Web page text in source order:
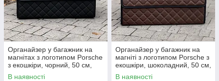
Органайзер у багажник на
магнітах з логотипом Porsche
з екошкіри, чорний, 50 см,
автоорганайзер
В наявності
Органайзер у багажник на
магніті з логотипом Porsche з
екошкіри, шоколадний, 50 см,
сумка в багажник
В наявності